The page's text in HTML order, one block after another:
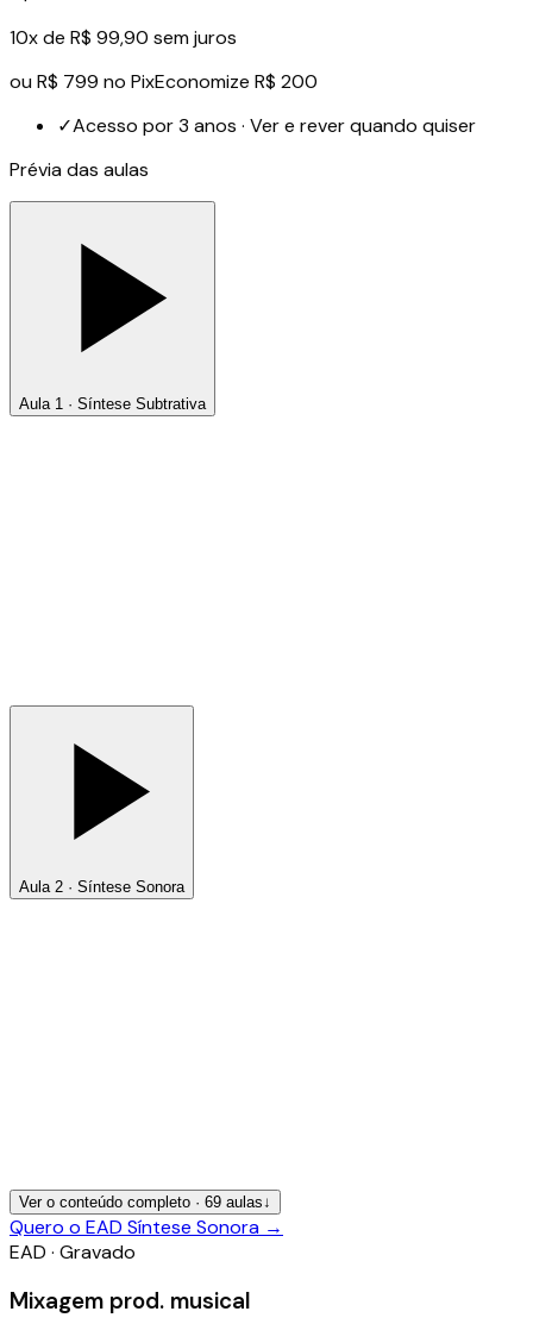
10x de R$ 99,90 sem juros
ouR$ 799 no PixEconomize R$ 200
✓Acesso por 3 anos · Ver e rever quando quiser
Prévia das aulas
Aula 1 · Síntese Subtrativa
Aula 2 · Síntese Sonora
Ver o conteúdo completo · 69 aulas↓
Quero o EAD Síntese Sonora →
EAD · Gravado
Mixagem prod. musical